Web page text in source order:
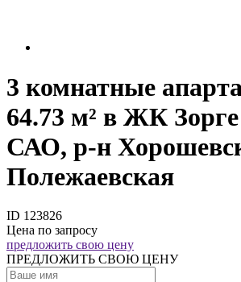
3 комнатные
64.73 м² в ЖК
САО, р-н
Полежаевская
ID 123826
Цена по запросу
предложить свою цену
ПРЕДЛОЖИТЬ СВОЮ ЦЕНУ